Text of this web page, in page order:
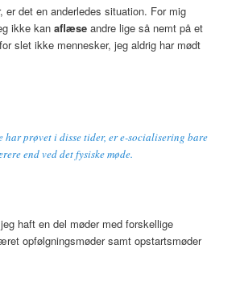
er det en anderledes situation. For mig
ikke kanaflæse andre lige så nemt på et
slet ikke mennesker, jeg aldrig har mødt
har prøvet i disse tider, er e-socialisering bare
end ved det fysiske møde.
haft en del møder med forskellige
opfølgningsmøder samt opstartsmøder